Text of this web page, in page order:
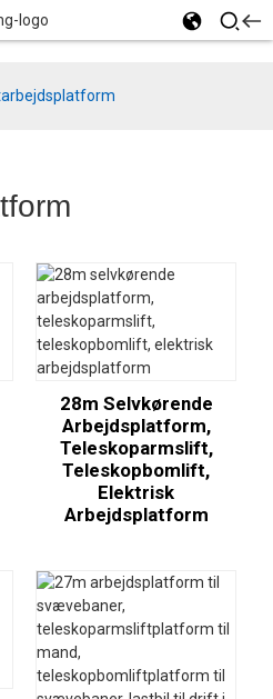
28m Selvkørende
Arbejdsplatform,
Teleskoparmslift,
Teleskopbomlift,
Elektrisk
Arbejdsplatform